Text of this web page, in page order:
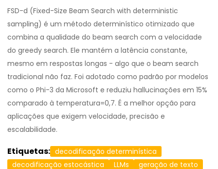
FSD-d (Fixed-Size Beam Search with deterministic
sampling) é um método determinístico otimizado que
combina a qualidade do beam search com a velocidade
do greedy search. Ele mantém a latência constante,
mesmo em respostas longas - algo que o beam search
tradicional não faz. Foi adotado como padrão por modelos
como o Phi-3 da Microsoft e reduziu hallucinações em 15%
comparado à temperatura=0,7. É a melhor opção para
aplicações que exigem velocidade, precisão e
escalabilidade.
Etiquetas: decodificação determinística
decodificação estocástica
LLMs
geração de texto